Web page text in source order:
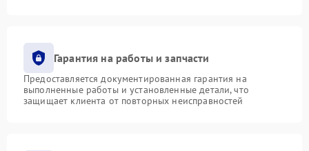
Гарантия на работы и запчасти
Предоставляется документированная гарантия на
выполненные работы и установленные детали, что
защищает клиента от повторных неисправностей